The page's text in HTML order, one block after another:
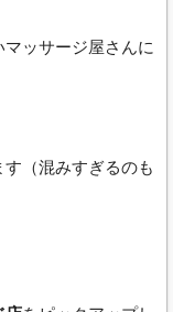
ッサージ屋さんに
す（混みすぎるのも